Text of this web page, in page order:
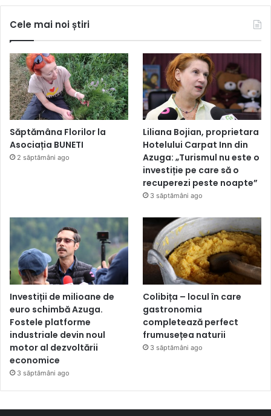
Cele mai noi știri
Săptămâna Florilor la
Asociația BUNETI
2 săptămâni ago
Liliana Bojian, proprietara
Hotelului Carpat Inn din
Azuga: „Turismul nu este o
investiție pe care să o
recuperezi peste noapte”
3 săptămâni ago
Investiții de milioane de
euro schimbă Azuga.
Fostele platforme
industriale devin noul
motor al dezvoltării
economice
3 săptămâni ago
Colibița – locul în care
gastronomia
completează perfect
frumusețea naturii
3 săptămâni ago